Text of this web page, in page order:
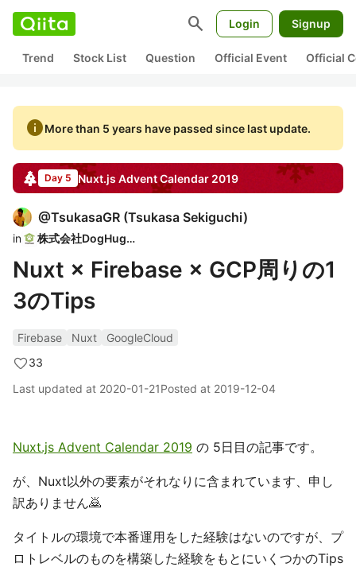
search Login Signup
Trend Stock List Question Official Event Official
infoMore than 5 years have passed since last update.
Day 5 Nuxt.js Advent Calendar 2019
@TsukasaGR (Tsukasa Sekiguchi)
in 株式会社DogHuggy
Nuxt × Firebase × GCP周りの1
3のTips
Firebase Nuxt
GoogleCloud
33
Last updated at 2020-01-21Posted at 2019-12-04
Nuxt.js Advent Calendar 2019 の 5日目の記事です。
が、Nuxt以外の要素がそれなりに含まれています、申し
訳ありません🙇
タイトルの環境で本番運用をした経験はないのですが、プ
ロトレベルのものを構築した経験をもとにいくつかのTips